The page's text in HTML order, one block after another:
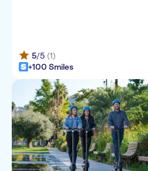
5/5 (1)
+100 Smiles